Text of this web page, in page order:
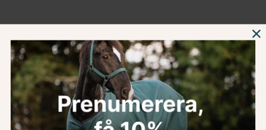
Om tillverkaren
Omdömen